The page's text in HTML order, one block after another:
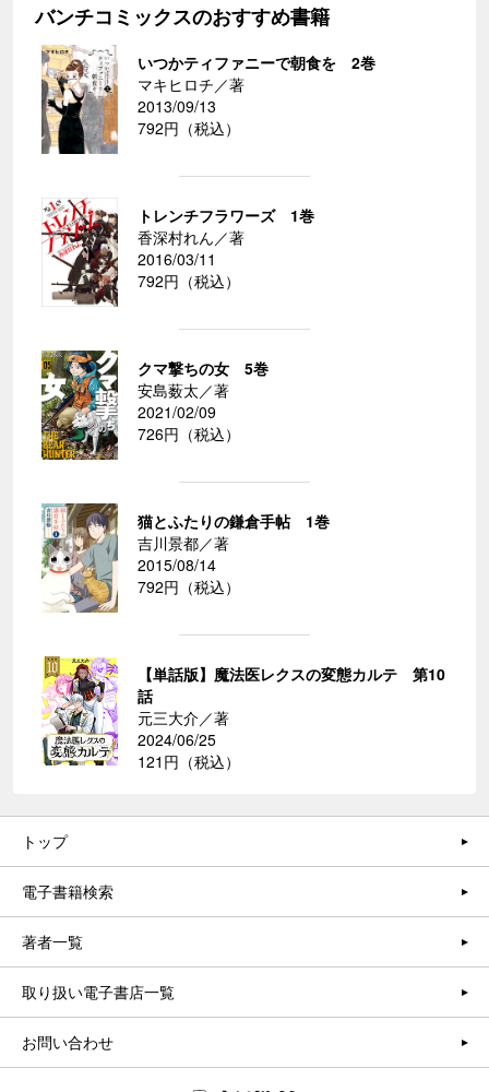
バンチコミックスのおすすめ書籍
いつかティファニーで朝食を 2巻
マキヒロチ／著
2013/09/13
792円（税込）
トレンチフラワーズ 1巻
香深村れん／著
2016/03/11
792円（税込）
クマ撃ちの女 5巻
安島薮太／著
2021/02/09
726円（税込）
猫とふたりの鎌倉手帖 1巻
吉川景都／著
2015/08/14
792円（税込）
【単話版】魔法医レクスの変態カルテ 第10
話
元三大介／著
2024/06/25
121円（税込）
トップ
電子書籍検索
著者一覧
取り扱い電子書店一覧
お問い合わせ